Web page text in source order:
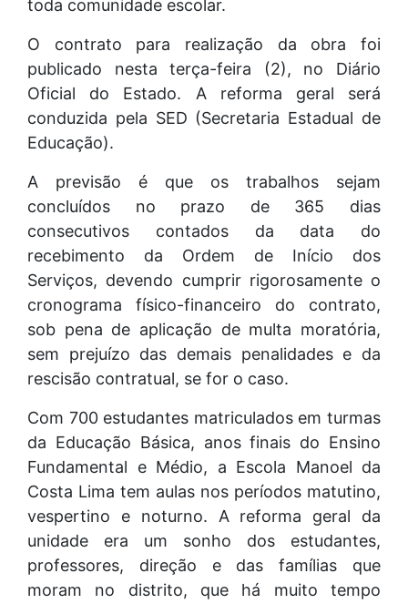
toda comunidade escolar.
O contrato para realização da obra foi
publicado nesta terça-feira (2), no Diário
Oficial do Estado. A reforma geral será
conduzida pela SED (Secretaria Estadual de
Educação).
A previsão é que os trabalhos sejam
concluídos no prazo de 365 dias
consecutivos contados da data do
recebimento da Ordem de Início dos
Serviços, devendo cumprir rigorosamente o
cronograma físico-financeiro do contrato,
sob pena de aplicação de multa moratória,
sem prejuízo das demais penalidades e da
rescisão contratual, se for o caso.
Com 700 estudantes matriculados em turmas
da Educação Básica, anos finais do Ensino
Fundamental e Médio, a Escola Manoel da
Costa Lima tem aulas nos períodos matutino,
vespertino e noturno. A reforma geral da
unidade era um sonho dos estudantes,
professores, direção e das famílias que
moram no distrito, que há muito tempo